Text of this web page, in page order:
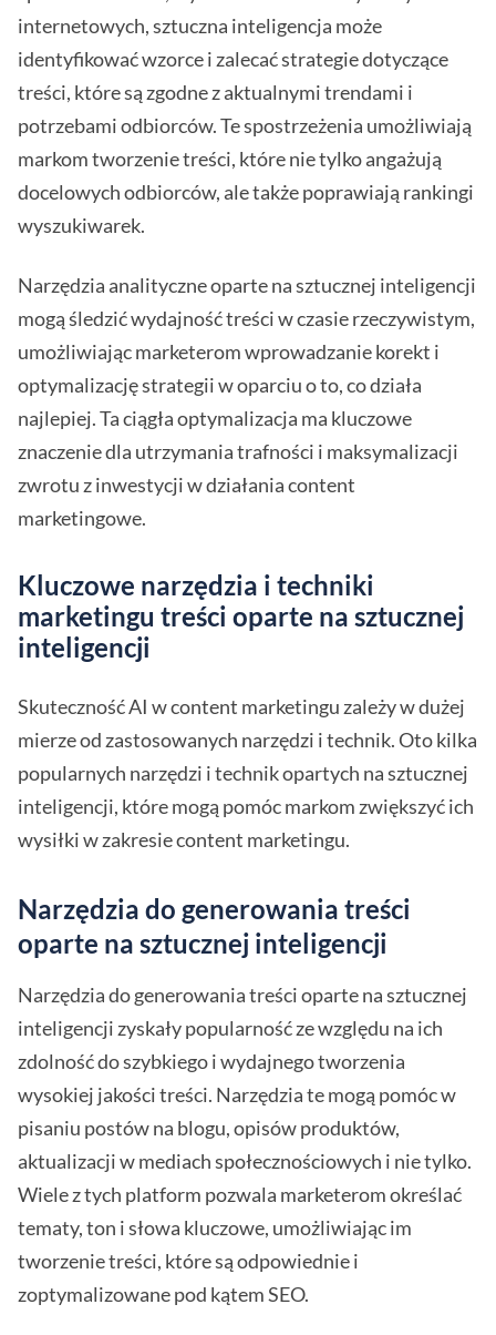
internetowych, sztuczna inteligencja może
identyfikować wzorce i zalecać strategie dotyczące
treści, które są zgodne z aktualnymi trendami i
potrzebami odbiorców. Te spostrzeżenia umożliwiają
markom tworzenie treści, które nie tylko angażują
docelowych odbiorców, ale także poprawiają rankingi
wyszukiwarek.
Narzędzia analityczne oparte na sztucznej inteligencji
mogą śledzić wydajność treści w czasie rzeczywistym,
umożliwiając marketerom wprowadzanie korekt i
optymalizację strategii w oparciu o to, co działa
najlepiej. Ta ciągła optymalizacja ma kluczowe
znaczenie dla utrzymania trafności i maksymalizacji
zwrotu z inwestycji w działania content
marketingowe.
Kluczowe narzędzia i techniki
marketingu treści oparte na sztucznej
inteligencji
Skuteczność AI w content marketingu zależy w dużej
mierze od zastosowanych narzędzi i technik. Oto kilka
popularnych narzędzi i technik opartych na sztucznej
inteligencji, które mogą pomóc markom zwiększyć ich
wysiłki w zakresie content marketingu.
Narzędzia do generowania treści
oparte na sztucznej inteligencji
Narzędzia do generowania treści oparte na sztucznej
inteligencji zyskały popularność ze względu na ich
zdolność do szybkiego i wydajnego tworzenia
wysokiej jakości treści. Narzędzia te mogą pomóc w
pisaniu postów na blogu, opisów produktów,
aktualizacji w mediach społecznościowych i nie tylko.
Wiele z tych platform pozwala marketerom określać
tematy, ton i słowa kluczowe, umożliwiając im
tworzenie treści, które są odpowiednie i
zoptymalizowane pod kątem SEO.